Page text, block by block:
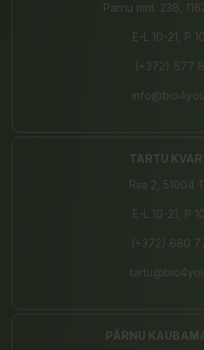
Pärnu mnt. 238,
E-L 10-21, P
(+372) 677
TARTU
Riia 2, 51004
E-L 10-21, P
(+372) 680
PÄRNU